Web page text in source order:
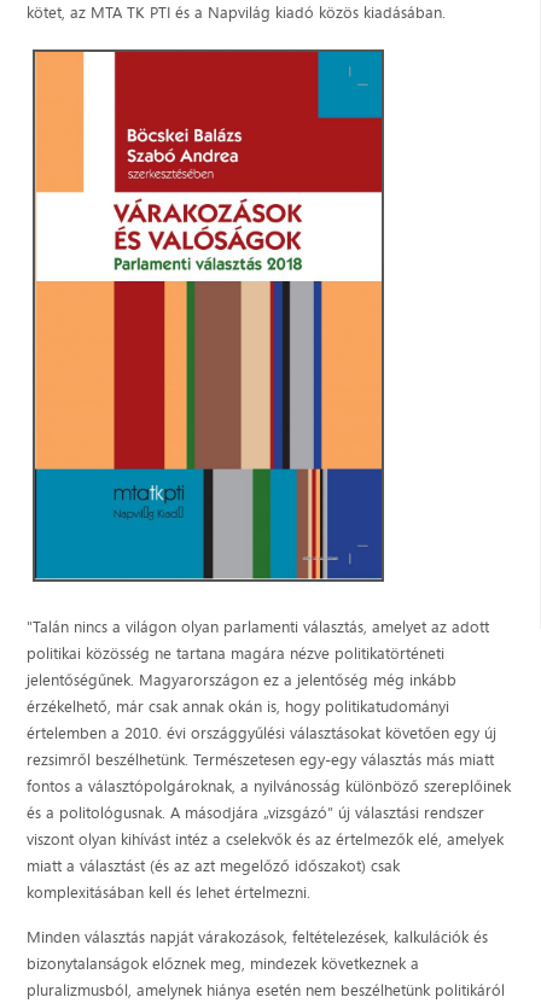
kötet, az MTA TK PTI és a Napvilág kiadó közös kiadásában.
"Talán nincs a világon olyan parlamenti választás, amelyet az adott
politikai közösség ne tartana magára nézve politikatörténeti
jelentőségűnek. Magyarországon ez a jelentőség még inkább
érzékelhető, már csak annak okán is, hogy politikatudományi
értelemben a 2010. évi országgyűlési választásokat követően egy új
rezsimről beszélhetünk. Természetesen egy-egy választás más miatt
fontos a választópolgároknak, a nyilvánosság különböző szereplőinek
és a politológusnak. A másodjára „vizsgázó” új választási rendszer
viszont olyan kihívást intéz a cselekvők és az értelmezők elé, amelyek
miatt a választást (és az azt megelőző időszakot) csak
komplexitásában kell és lehet értelmezni.
Minden választás napját várakozások, feltételezések, kalkulációk és
bizonytalanságok előznek meg, mindezek következnek a
pluralizmusból, amelynek hiánya esetén nem beszélhetünk politikáról